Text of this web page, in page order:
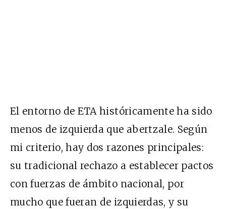
El entorno de ETA históricamente ha sido
menos de izquierda que abertzale. Según
mi criterio, hay dos razones principales:
su tradicional rechazo a establecer pactos
con fuerzas de ámbito nacional, por
mucho que fueran de izquierdas, y su